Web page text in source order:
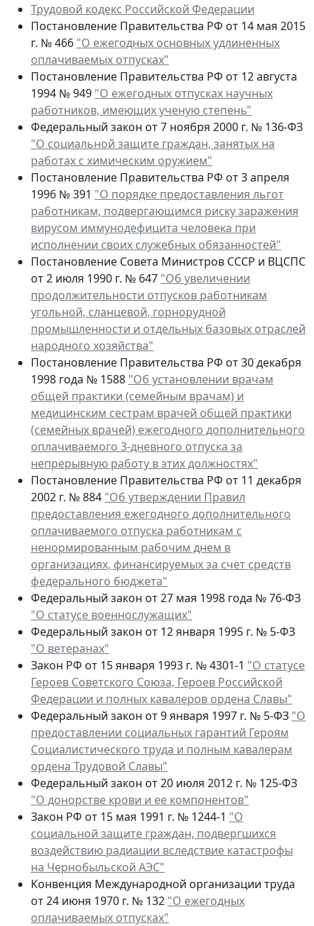
Трудовой кодекс Российской Федерации
Постановление Правительства РФ от 14 мая 2015
г. № 466 "О ежегодных основных удлиненных
оплачиваемых отпусках"
Постановление Правительства РФ от 12 августа
1994 № 949 "О ежегодных отпусках научных
работников, имеющих ученую степень"
Федеральный закон от 7 ноября 2000 г. № 136-ФЗ
"О социальной защите граждан, занятых на
работах с химическим оружием"
Постановление Правительства РФ от 3 апреля
1996 № 391 "О порядке предоставления льгот
работникам, подвергающимся риску заражения
вирусом иммунодефицита человека при
исполнении своих служебных обязанностей"
Постановление Совета Министров СССР и ВЦСПС
от 2 июля 1990 г. № 647 "Об увеличении
продолжительности отпусков работникам
угольной, сланцевой, горнорудной
промышленности и отдельных базовых отраслей
народного хозяйства"
Постановление Правительства РФ от 30 декабря
1998 года № 1588 "Об установлении врачам
общей практики (семейным врачам) и
медицинским сестрам врачей общей практики
(семейных врачей) ежегодного дополнительного
оплачиваемого 3-дневного отпуска за
непрерывную работу в этих должностях"
Постановление Правительства РФ от 11 декабря
2002 г. № 884 "Об утверждении Правил
предоставления ежегодного дополнительного
оплачиваемого отпуска работникам с
ненормированным рабочим днем в
организациях, финансируемых за счет средств
федерального бюджета"
Федеральный закон от 27 мая 1998 года № 76-ФЗ
"О статусе военнослужащих"
Федеральный закон от 12 января 1995 г. № 5-ФЗ
"О ветеранах"
Закон РФ от 15 января 1993 г. № 4301-1 "О статусе
Героев Советского Союза, Героев Российской
Федерации и полных кавалеров ордена Славы"
Федеральный закон от 9 января 1997 г. № 5-ФЗ "О
предоставлении социальных гарантий Героям
Социалистического труда и полным кавалерам
ордена Трудовой Славы"
Федеральный закон от 20 июля 2012 г. № 125-ФЗ
"О донорстве крови и ее компонентов"
Закон РФ от 15 мая 1991 г. № 1244-1 "О
социальной защите граждан, подвергшихся
воздействию радиации вследствие катастрофы
на Чернобыльской АЭС"
Конвенция Международной организации труда
от 24 июня 1970 г. № 132 "О ежегодных
оплачиваемых отпусках"